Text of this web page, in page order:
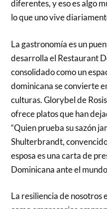
diferentes, y eso es algo
lo que uno vive
La gastronomía es un
desarrolla el Restaurant
consolidado como un
dominicana se convierte
culturas. Glorybel de
ofrece platos que han
“Quien prueba su sazón
Shulterbrandt,
esposa es una carta de
Dominicana ante el
La resiliencia de nosotros